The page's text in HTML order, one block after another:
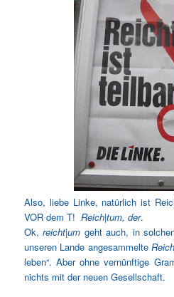
Also, liebe Linke, natürlich ist
VOR dem T!Reich|tum, der.
Ok,reicht|um geht auch, in
unseren Lande angesammelte
leben“. Aber ohne vernünftige
nichts mit der neuen Gesellschaft.